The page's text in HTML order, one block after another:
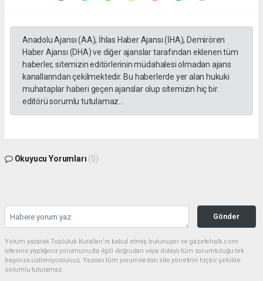
Anadolu Ajansı (AA), İhlas Haber Ajansı (İHA), Demirören
Haber Ajansı (DHA) ve diğer ajanslar tarafından eklenen tüm
haberler, sitemizin editörlerinin müdahalesi olmadan ajans
kanallarından çekilmektedir. Bu haberlerde yer alan hukuki
muhataplar haberi geçen ajanslar olup sitemizin hiç bir
editörü sorumlu tutulamaz...
Okuyucu Yorumları (0)
Gönder
Yorum yazarak Topluluk Kuralları’nı kabul etmiş bulunuyor ve gazetehalk.com
sitesine yaptığınız yorumunuzla ilgili doğrudan veya dolaylı tüm sorumluluğu tek
başınıza üstleniyorsunuz. Yazılan tüm yorumlardan site yönetimi hiçbir şekilde
sorumlu tutulamaz.